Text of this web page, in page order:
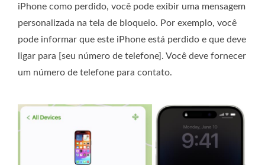
iPhone como perdido, você pode exibir uma mensagem
personalizada na tela de bloqueio. Por exemplo, você
pode informar que este iPhone está perdido e que deve
ligar para [seu número de telefone]. Você deve fornecer
um número de telefone para contato.